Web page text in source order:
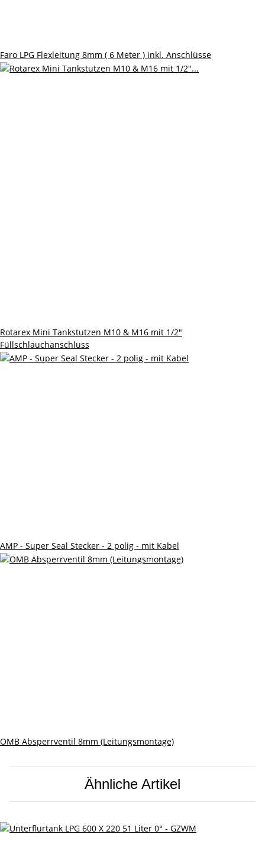
Faro LPG Flexleitung 8mm ( 6 Meter ) inkl. Anschlüsse
Rotarex Mini Tankstutzen M10 & M16 mit 1/2"
Füllschlauchanschluss
AMP - Super Seal Stecker - 2 polig - mit Kabel
OMB Absperrventil 8mm (Leitungsmontage)
Ähnliche Artikel